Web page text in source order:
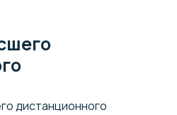
дистанционного